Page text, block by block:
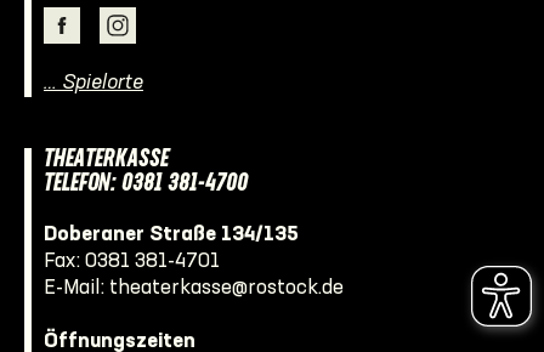
… Spielorte
THEATERKASSE
TELEFON: 0381 381-4700
Doberaner Straße 134/135
Fax: 0381 381-4701
E-Mail: theaterkasse@rostock.de
Öffnungszeiten